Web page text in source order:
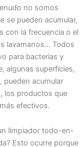
no somos
se pueden acumular,
con la frecuencia o el
lavamanos… Todos
para bacterias y
algunas superficies,
pueden acumular
los productos que
efectivos.
limpiador todo-en-
Esto ocurre porque